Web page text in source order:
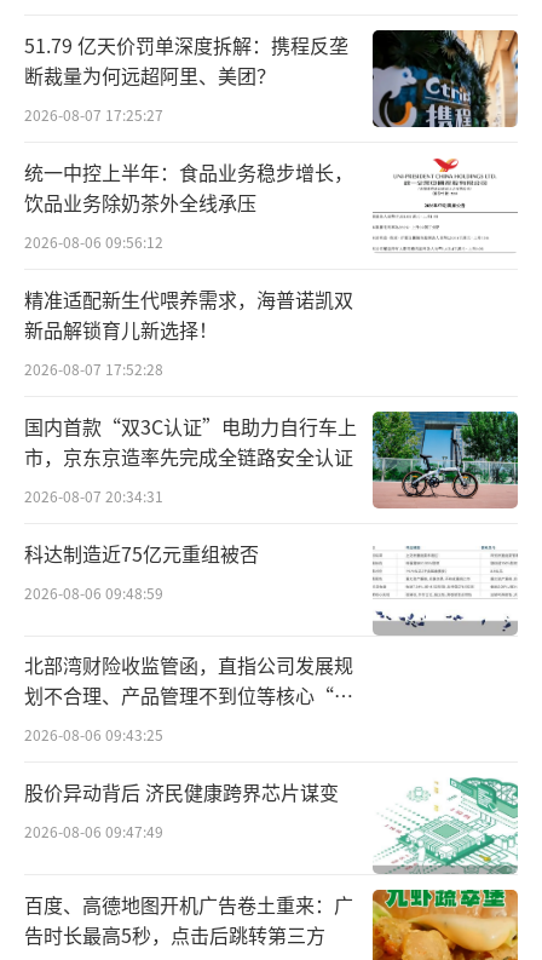
据中指研究院监测，2024年9月，房地产企
业债券融资总额为428.3亿元，同比增长8.
0%；2024年1-9月，房地产行业债券融资总额4
收窄。
“部分房企融资环境较此前在改善，融资
度上缓解了房企的流动性压力。”某房企相关
负责人告诉蓝鲸新闻，对于仍能正常运营的房
务“借新还旧”，尝试利用经营性物业贷款等
方式，“借低还高”、“借长还短”，偿还存
量贷款和公开市场债券，并与金融机构和债权
人积极协商，适当延长债务期限，缓解当前的
债务压力。
上述负责人称，宏观融资环境略有转好，
并不意味着房企整体融资、债务重组难度降
低。
10月24日，大发地产、佳源国际、大唐集
团三家港股上市房企就发布公告称，其在联交
所的上市地位将被取消，并于10月29日（明
日）被摘牌。
51.79 亿天价罚单深度拆解：携程反垄
断裁量为何远超阿里、美团？
2026-08-07 17:25:27
统一中控上半年：食品业务稳步增长，
饮品业务除奶茶外全线承压
2026-08-06 09:56:12
精准适配新生代喂养需求，海普诺凯双
新品解锁育儿新选择！
2026-08-07 17:52:28
国内首款“双3C认证”电助力自行车上
市，京东京造率先完成全链路安全认证
2026-08-07 20:34:31
科达制造近75亿元重组被否
2026-08-06 09:48:59
北部湾财险收监管函，直指公司发展规
划不合理、产品管理不到位等核心“痛
点”
2026-08-06 09:43:25
股价异动背后 济民健康跨界芯片谋变
2026-08-06 09:47:49
百度、高德地图开机广告卷土重来：广
告时长最高5秒，点击后跳转第三方